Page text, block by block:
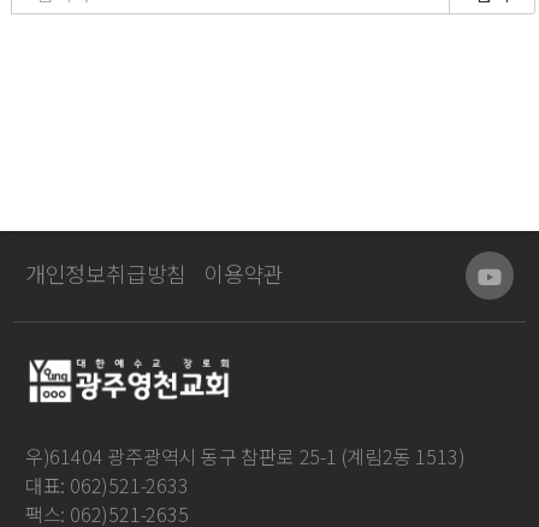
개인정보취급방침 이용약관
우)61404 광주광역시 동구 참판로 25-1 (계림2동 1513)
대표: 062)521-2633
팩스: 062)521-2635